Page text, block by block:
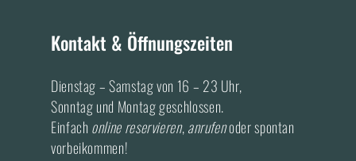
o
u
n
t
Kontakt & Öffnungszeiten
Dienstag – Samstag von 16 – 23 Uhr,
Sonntag und Montag geschlossen.
Einfach online reservieren,anrufenoder spontan
vorbeikommen!